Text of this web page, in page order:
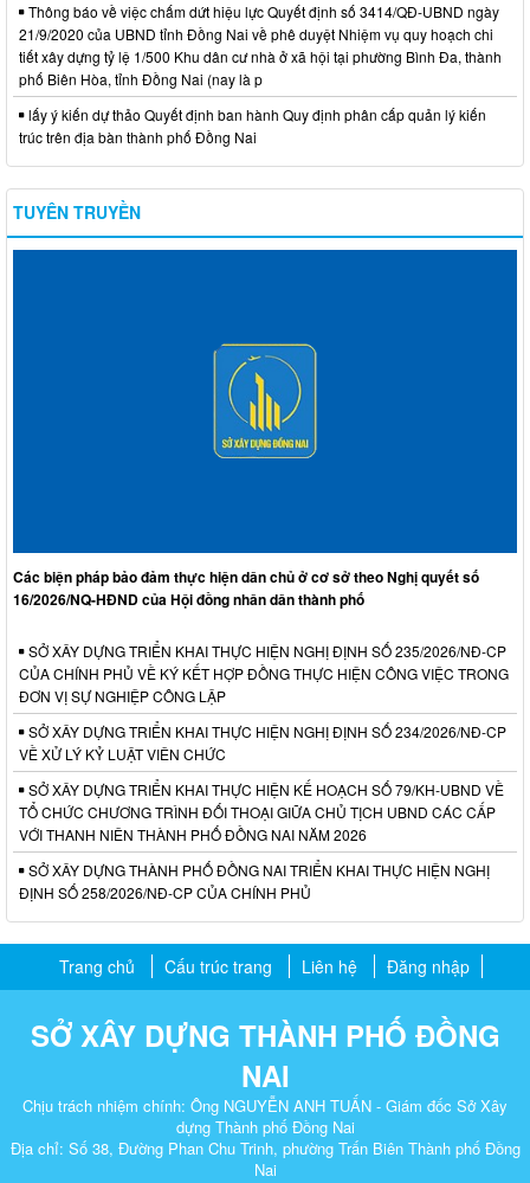
Thông báo về việc chấm dứt hiệu lực Quyết định số 3414/QĐ-UBND ngày
21/9/2020 của UBND tỉnh Đồng Nai về phê duyệt Nhiệm vụ quy hoạch chi
tiết xây dựng tỷ lệ 1/500 Khu dân cư nhà ở xã hội tại phường Bình Đa, thành
phố Biên Hòa, tỉnh Đồng Nai (nay là p
lấy ý kiến dự thảo Quyết định ban hành Quy định phân cấp quản lý kiến
trúc trên địa bàn thành phố Đồng Nai
TUYÊN TRUYỀN
Các biện pháp bảo đảm thực hiện dân chủ ở cơ sở theo Nghị quyết số
16/2026/NQ-HĐND của Hội đồng nhân dân thành phố
SỞ XÂY DỰNG TRIỂN KHAI THỰC HIỆN NGHỊ ĐỊNH SỐ 235/2026/NĐ-CP
CỦA CHÍNH PHỦ VỀ KÝ KẾT HỢP ĐỒNG THỰC HIỆN CÔNG VIỆC TRONG
ĐƠN VỊ SỰ NGHIỆP CÔNG LẬP
SỞ XÂY DỰNG TRIỂN KHAI THỰC HIỆN NGHỊ ĐỊNH SỐ 234/2026/NĐ-CP
VỀ XỬ LÝ KỶ LUẬT VIÊN CHỨC
SỞ XÂY DỰNG TRIỂN KHAI THỰC HIỆN KẾ HOẠCH SỐ 79/KH-UBND VỀ
TỔ CHỨC CHƯƠNG TRÌNH ĐỐI THOẠI GIỮA CHỦ TỊCH UBND CÁC CẤP
VỚI THANH NIÊN THÀNH PHỐ ĐỒNG NAI NĂM 2026
SỞ XÂY DỰNG THÀNH PHỐ ĐỒNG NAI TRIỂN KHAI THỰC HIỆN NGHỊ
ĐỊNH SỐ 258/2026/NĐ-CP CỦA CHÍNH PHỦ
Trang chủ Cấu trúc trang Liên hệ Đăng nhập
SỞ XÂY DỰNG THÀNH PHỐ ĐỒNG
NAI
Chịu trách nhiệm chính: Ông NGUYỄN ANH TUẤN - Giám đốc Sở Xây
dựng Thành phố Đồng Nai
Địa chỉ: Số 38, Đường Phan Chu Trinh, phường Trấn Biên Thành phố Đồng
Nai